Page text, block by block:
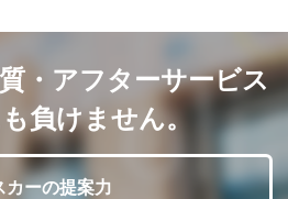
・アフターサービス
負けません。
カーの提案力